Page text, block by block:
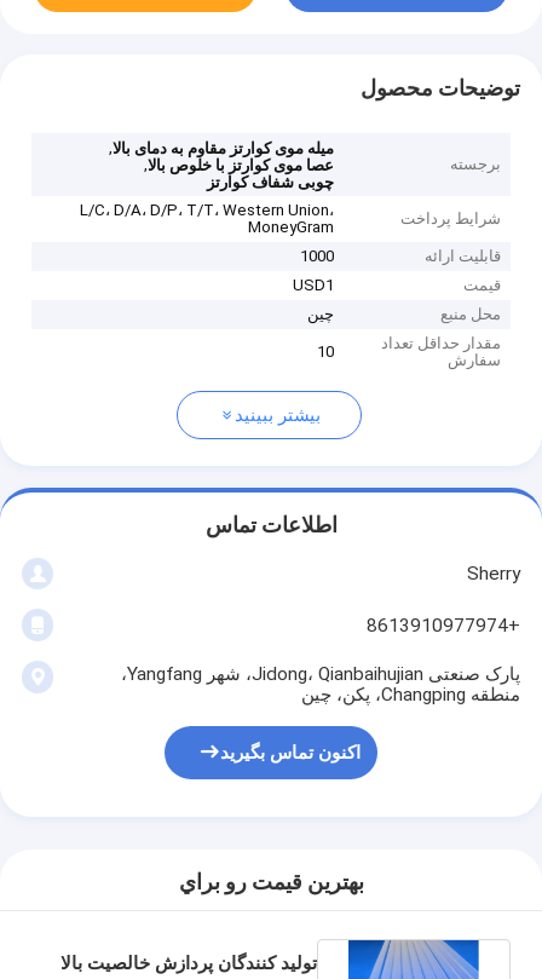
توضیحات محصول
برجسته
میله موی کوارتز مقاوم به دمای بالا,
عصا موی کوارتز با خلوص بالا,
چوبی شفاف کوارتز
شرایط پرداخت
L/C، D/A، D/P، T/T، Western Union،
MoneyGram
قابلیت ارائه
1000
قیمت
USD1
محل منبع
چین
مقدار حداقل تعداد
سفارش
10
بیشتر ببینید
اطلاعات تماس
Sherry
+8613910977974
پارک صنعتی Jidong، Qianbaihujian، شهر Yangfang،
منطقه Changping، پکن، چین
اکنون تماس بگیرید
بهترين قيمت رو براي
تولید کنندگان پردازش خالصیت بالا